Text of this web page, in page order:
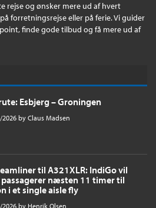
rejse og ønsker mere ud af hvert
forretningsrejse eller på ferie. Vi guider
finde gode tilbud og få mere ud af
Esbjerg – Groningen
2026by Claus Madsen
til A321XLR: IndiGo vil
passagerer næsten 11 timer til
i et single aisle fly
2026by Henrik Olsen